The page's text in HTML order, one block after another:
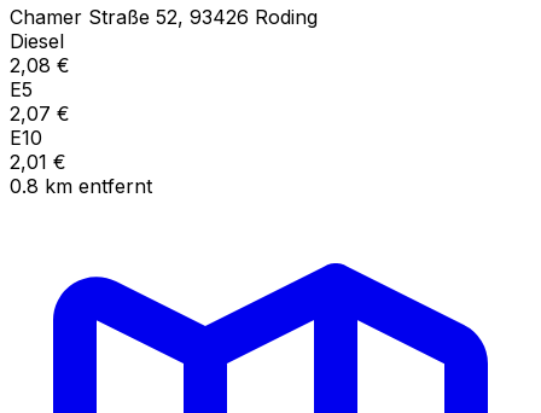
Chamer Straße 52, 93426 Roding
Diesel
2,08 €
E5
2,07 €
E10
2,01 €
0.8 km entfernt